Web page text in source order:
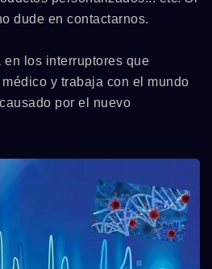
dude en contactarnos.
en los interruptores que
y trabaja con el mundo
por el nuevo